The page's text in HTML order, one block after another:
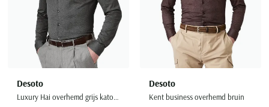
Desoto
Luxury Hai overhemd grijs katoen semi-wide collar
Desoto
Kent business overhemd bruin